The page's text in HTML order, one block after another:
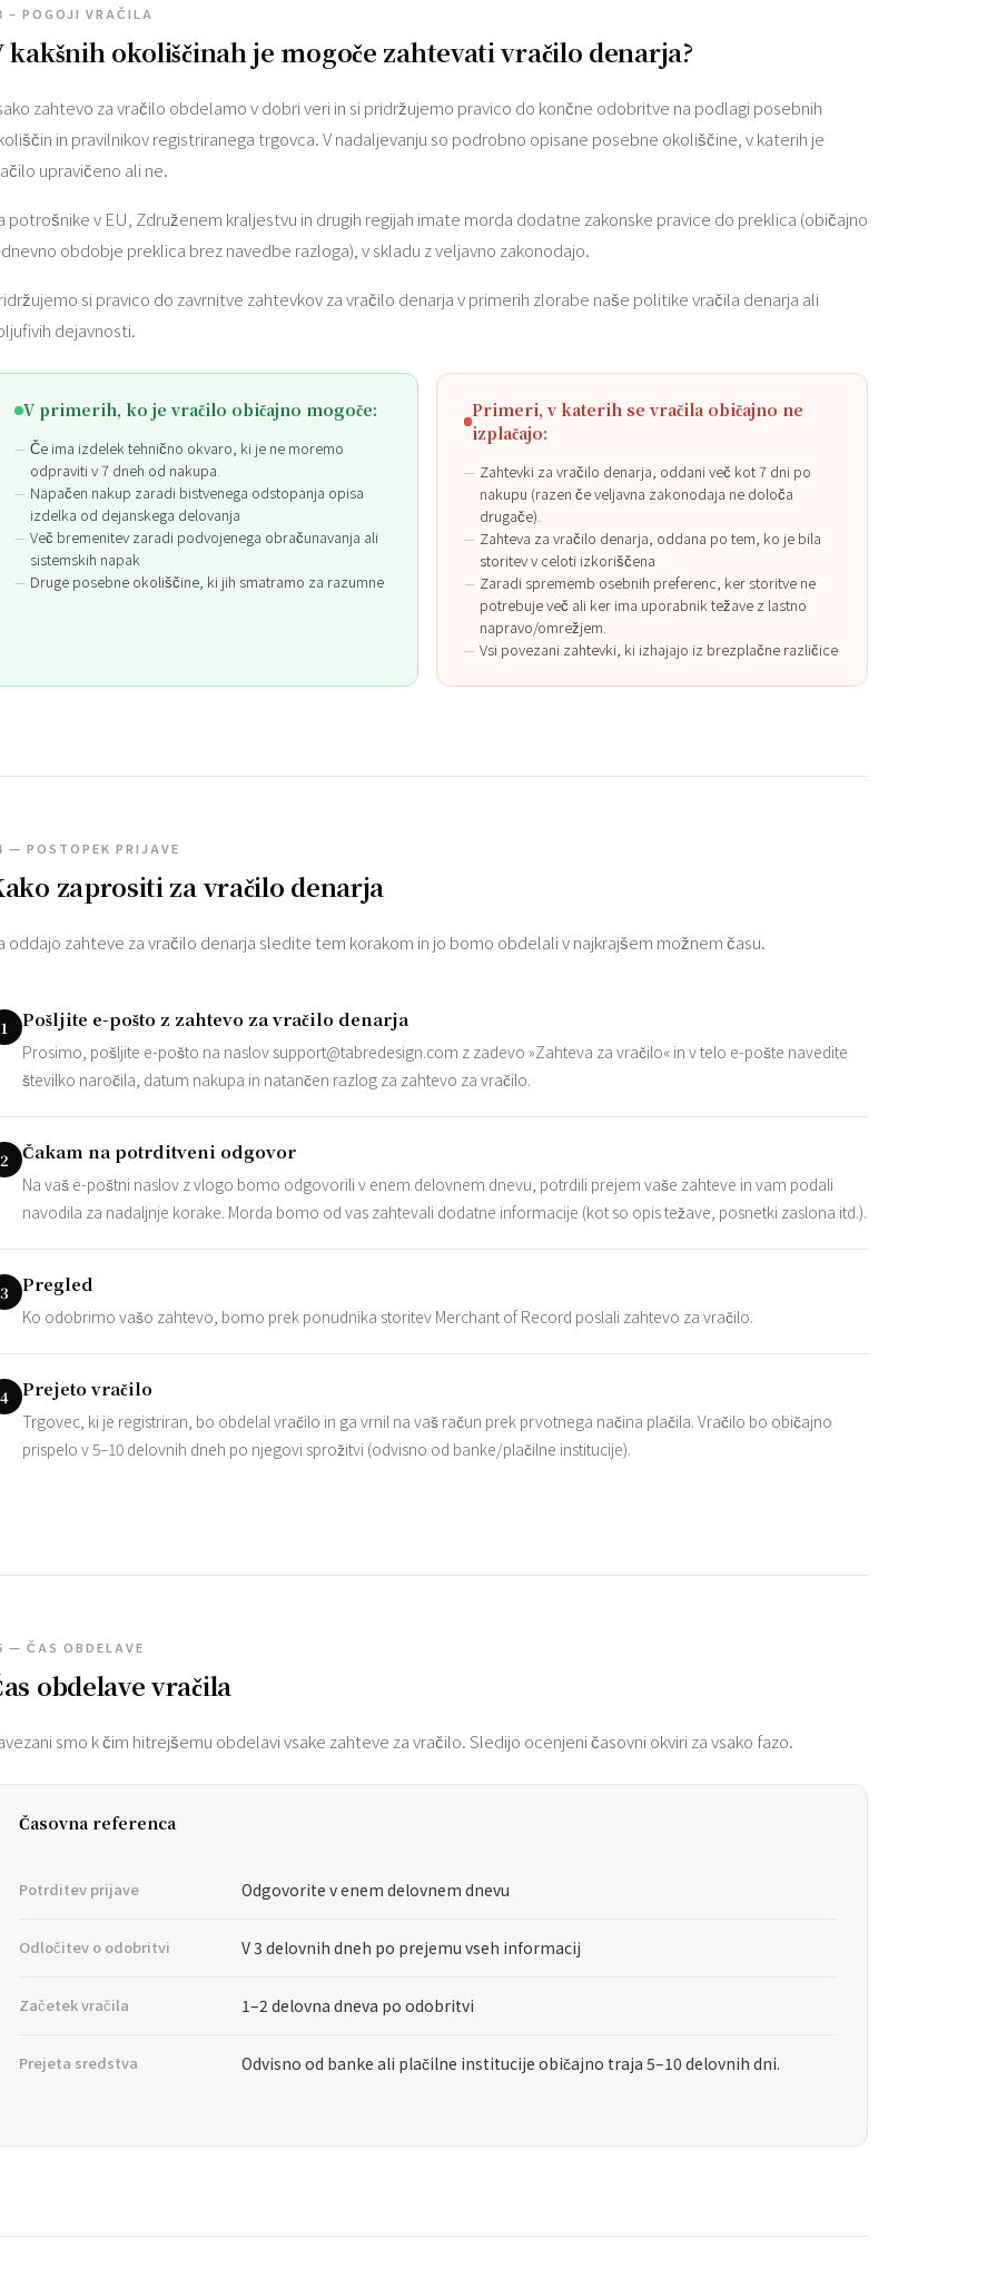
– POGOJI VRAČILA
kakšnih okoliščinah je mogoče zahtevati vračilo denarja?
zahtevo za vračilo obdelamo v dobri veri in si pridržujemo pravico do končne odobritve na podlagi posebnih
in pravilnikov registriranega trgovca. V nadaljevanju so podrobno opisane posebne okoliščine, v katerih je
upravičeno ali ne.
potrošnike v EU, Združenem kraljestvu in drugih regijah imate morda dodatne zakonske pravice do preklica (običajno
obdobje preklica brez navedbe razloga), v skladu z veljavno zakonodajo.
si pravico do zavrnitve zahtevkov za vračilo denarja v primerih zlorabe naše politike vračila denarja ali
dejavnosti.
V primerih, ko je vračilo običajno mogoče:
Če ima izdelek tehnično okvaro, ki je ne moremo
odpraviti v 7 dneh od nakupa.
Napačen nakup zaradi bistvenega odstopanja opisa
izdelka od dejanskega delovanja
Več bremenitev zaradi podvojenega obračunavanja ali
sistemskih napak
Druge posebne okoliščine, ki jih smatramo za razumne
Primeri, v katerih se vračila običajno ne
izplačajo:
Zahtevki za vračilo denarja, oddani več kot 7 dni po
nakupu (razen če veljavna zakonodaja ne določa
drugače).
Zahteva za vračilo denarja, oddana po tem, ko je bila
storitev v celoti izkoriščena
Zaradi sprememb osebnih preferenc, ker storitve ne
potrebuje več ali ker ima uporabnik težave z lastno
napravo/omrežjem.
Vsi povezani zahtevki, ki izhajajo iz brezplačne različice
— POSTOPEK PRIJAVE
zaprositi za vračilo denarja
oddajo zahteve za vračilo denarja sledite tem korakom in jo bomo obdelali v najkrajšem možnem času.
1 Pošljite e-pošto z zahtevo za vračilo denarja
Prosimo, pošljite e-pošto na naslov support@tabredesign.com z zadevo »Zahteva za vračilo« in v telo e-pošte navedite
številko naročila, datum nakupa in natančen razlog za zahtevo za vračilo.
2 Čakam na potrditveni odgovor
Na vaš e-poštni naslov z vlogo bomo odgovorili v enem delovnem dnevu, potrdili prejem vaše zahteve in vam podali
navodila za nadaljnje korake. Morda bomo od vas zahtevali dodatne informacije (kot so opis težave, posnetki zaslona itd.).
3 Pregled
Ko odobrimo vašo zahtevo, bomo prek ponudnika storitev Merchant of Record poslali zahtevo za vračilo.
4 Prejeto vračilo
Trgovec, ki je registriran, bo obdelal vračilo in ga vrnil na vaš račun prek prvotnega načina plačila. Vračilo bo običajno
prispelo v 5–10 delovnih dneh po njegovi sprožitvi (odvisno od banke/plačilne institucije).
— ČAS OBDELAVE
obdelave vračila
smo k čim hitrejšemu obdelavi vsake zahteve za vračilo. Sledijo ocenjeni časovni okviri za vsako fazo.
Časovna referenca
Potrditev prijave Odgovorite v enem delovnem dnevu
Odločitev o odobritvi V 3 delovnih dneh po prejemu vseh informacij
Začetek vračila 1–2 delovna dneva po odobritvi
Prejeta sredstva Odvisno od banke ali plačilne institucije običajno traja 5–10 delovnih dni.